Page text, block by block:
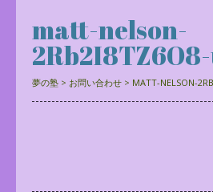
matt-nelson-
夢の塾 > お問い合わせ > MATT-NELSON-